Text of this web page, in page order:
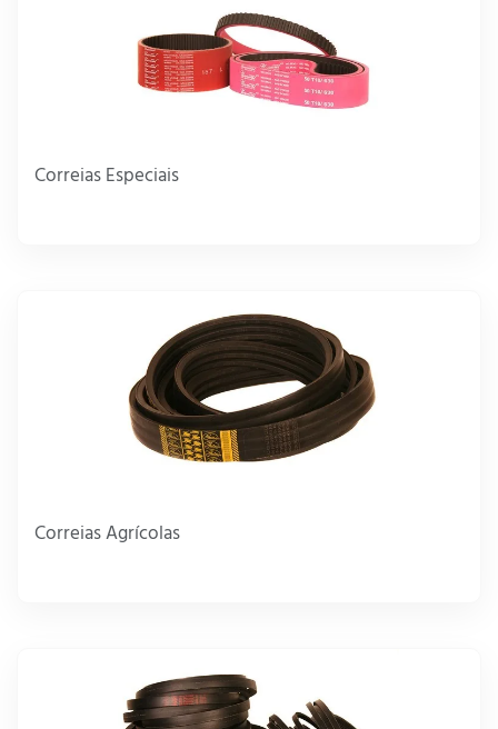
Correias Especiais
Correias Agrícolas